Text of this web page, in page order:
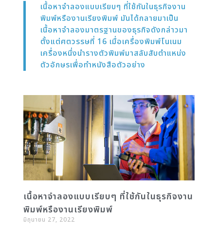
เนื้อหาจำลองแบบเรียบๆ ที่ใช้กันในธุรกิจงาน
พิมพ์หรืองานเรียงพิมพ์ มันได้กลายมาเป็น
เนื้อหาจำลองมาตรฐานของธุรกิจดังกล่าวมา
ตั้งแต่ศตวรรษที่ 16 เมื่อเครื่องพิมพ์โนเนม
เครื่องหนึ่งนำรางตัวพิมพ์มาสลับสับตำแหน่ง
ตัวอักษรเพื่อทำหนังสือตัวอย่าง
เนื้อหาจำลองแบบเรียบๆ ที่ใช้กันในธุรกิจงาน
พิมพ์หรืองานเรียงพิมพ์
มิถุนายน 27, 2022